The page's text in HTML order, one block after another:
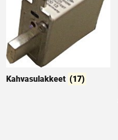
Kahvasulakkeet (17)